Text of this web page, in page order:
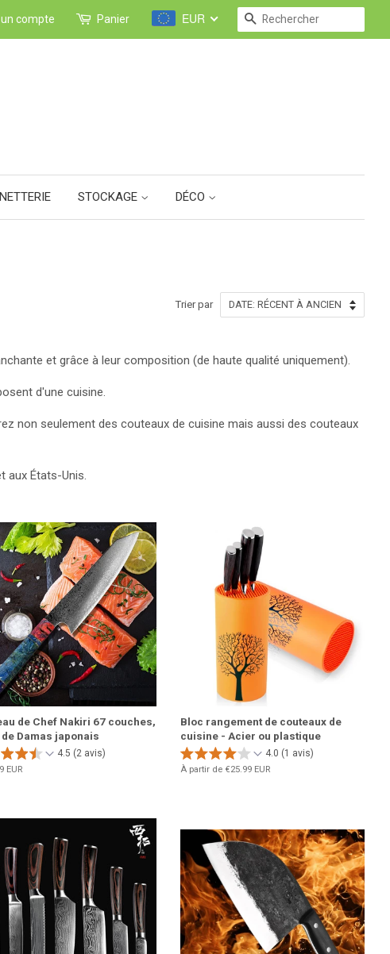
compte Panier EUR RECHERCHE
STOCKAGE DÉCO
Trier par
et grâce à leur composition (de haute qualité uniquement).
d'une cuisine.
non seulement des couteaux de cuisine mais aussi des couteaux
aux États-Unis.
de Chef Nakiri 67 couches,
Damas japonais
4.5 (2 avis)
EUR
Bloc rangement de couteaux de
cuisine - Acier ou plastique
4.0 (1 avis)
À partir de €25.99 EUR